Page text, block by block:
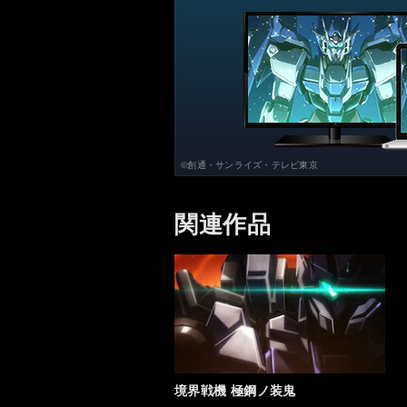
©創通・サンライズ・テレビ東京
関連作品
境界戦機 極鋼ノ装鬼